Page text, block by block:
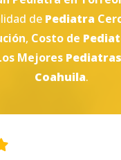
de Pediatra
, Costo de
Mejores
Coahuila.